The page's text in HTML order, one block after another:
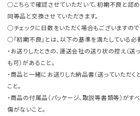
○こちらで確認させていただいて、初期不良と認
同等品と交換させていただきます。
○チェックに日数をいただく場合もございますので
○「初期不良」とは、以下の基準を満たしている必
・お送りしたときの、運送会社の送り状の控え（送
も可）があること。
・商品と一緒にお送りした納品書（送っていただく
こと。
・商品の付属品（パッケージ、取説等書類等）がす
傷がないこと。